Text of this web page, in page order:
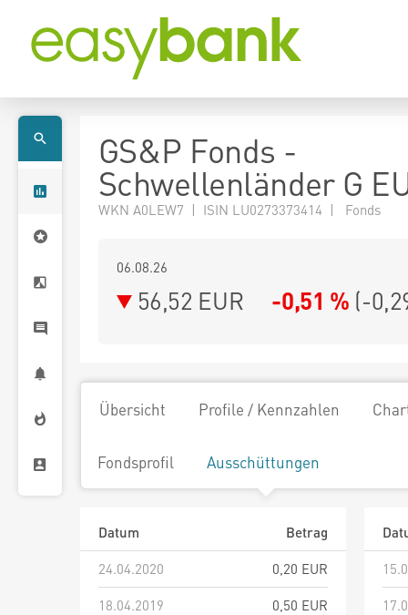
GS&P Fonds -
Schwellenländer G
WKN A0LEW7 | ISIN LU0273373414 | Fonds
06.08.26
56,52 EUR -0,51 % (-
Übersicht Profile / Kennzahlen
Fondsprofil Ausschüttungen
Datum
Betrag
24.04.2020
0,20 EUR
18.04.2019
0,50 EUR